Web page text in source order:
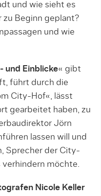
und wie sieht es
zu Beginn geplant?
und wie
und Einblicke« gibt
führt durch die
City-Hof«, lässt
gearbeitet haben, zu
Jörn
lassen will und
Sprecher der City-
verhindern möchte.
Nicole Keller